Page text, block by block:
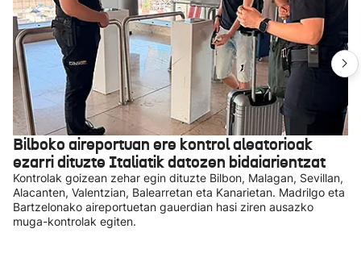
Bilboko aireportuan ere kontrol aleatorioak
ezarri dituzte Italiatik datozen bidaiarientzat
Kontrolak goizean zehar egin dituzte Bilbon, Malagan, Sevillan,
Alacanten, Valentzian, Balearretan eta Kanarietan. Madrilgo eta
Bartzelonako aireportuetan gauerdian hasi ziren ausazko
muga-kontrolak egiten.